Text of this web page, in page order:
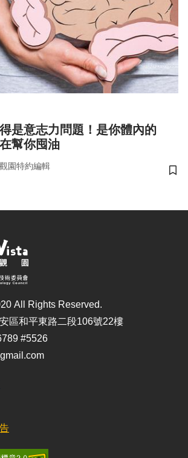
是意志力問題！是你體內的
幫你囤油
園特約編輯
儲
All Rights Reserved.
區和平東路二段106號22樓
#5526